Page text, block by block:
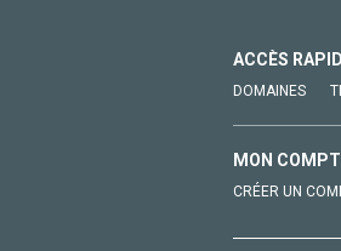
ACCÈS
DOMAINES
MON
CRÉER UN